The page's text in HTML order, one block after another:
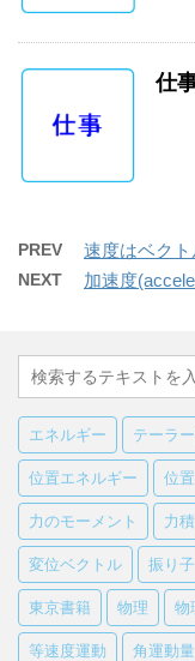
仕
PREV 速度はベク
NEXT 加速度
エネルギー テーラ
位置エネルギー 位
力のモーメント 力積
変位ベクトル 振り子
東京書籍 物理 物
等速度運動 角運動量